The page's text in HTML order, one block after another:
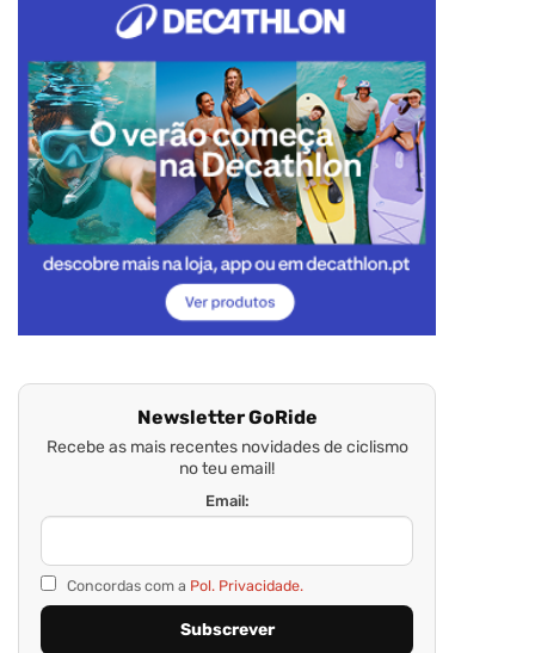
Newsletter GoRide
Recebe as mais recentes novidades de ciclismo
no teu email!
Email:
Concordas com a Pol. Privacidade.